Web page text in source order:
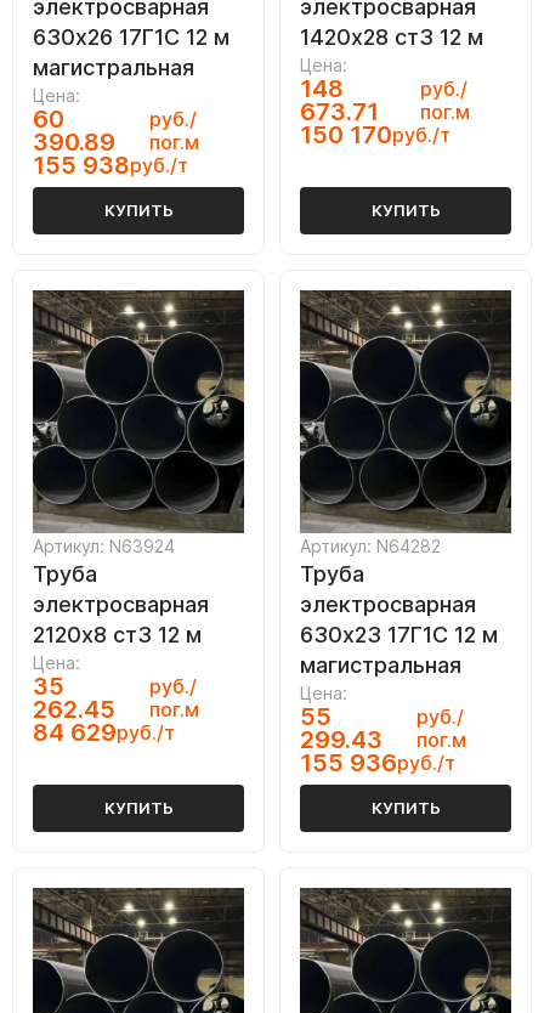
электросварная
630х26 17Г1С 12 м
магистральная
Цена:
60
390.89
руб./
пог.м
155 938руб./т
КУПИТЬ
электросварная
1420х28 ст3 12 м
Цена:
148
673.71
руб./
пог.м
150 170руб./т
КУПИТЬ
Артикул: N63924
Труба
электросварная
2120х8 ст3 12 м
Цена:
35
262.45
руб./
пог.м
84 629руб./т
КУПИТЬ
Артикул: N64282
Труба
электросварная
630х23 17Г1С 12 м
магистральная
Цена:
55
299.43
руб./
пог.м
155 936руб./т
КУПИТЬ